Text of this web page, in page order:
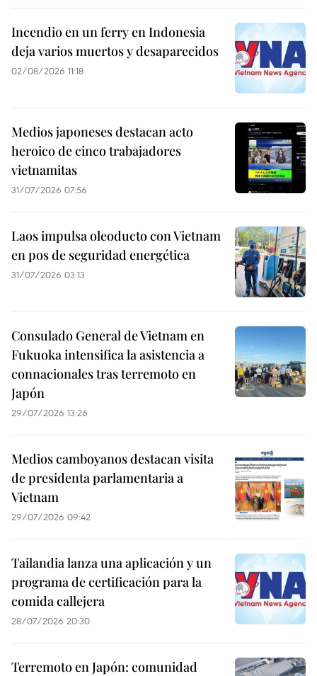
Incendio en un ferry en Indonesia
deja varios muertos y desaparecidos
02/08/2026 11:18
Medios japoneses destacan acto
heroico de cinco trabajadores
vietnamitas
31/07/2026 07:56
Laos impulsa oleoducto con Vietnam
en pos de seguridad energética
31/07/2026 03:13
Consulado General de Vietnam en
Fukuoka intensifica la asistencia a
connacionales tras terremoto en
Japón
29/07/2026 13:26
Medios camboyanos destacan visita
de presidenta parlamentaria a
Vietnam
29/07/2026 09:42
Tailandia lanza una aplicación y un
programa de certificación para la
comida callejera
28/07/2026 20:30
Terremoto en Japón: comunidad